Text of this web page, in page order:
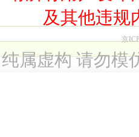
及其他违规
京
纯属虚构 请勿模